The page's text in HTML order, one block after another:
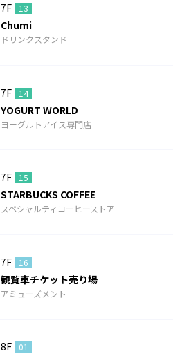
7F 13
Chumi
ドリンクスタンド
7F 14
YOGURT WORLD
ヨーグルトアイス専門店
7F 15
STARBUCKS COFFEE
スペシャルティコーヒーストア
7F 16
観覧車チケット売り場
アミューズメント
8F 01